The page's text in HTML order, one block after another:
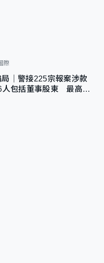
際
｜警接225宗報案涉款
包括董事股東 最高金